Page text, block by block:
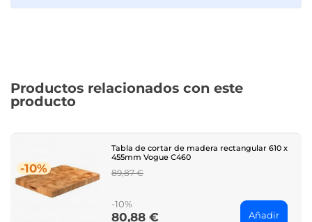
Productos relacionados con este
producto
-10%
Tabla de cortar de madera rectangular 610 x
455mm Vogue C460
Regular
89,87 €
-10%
Price
80,88 € Añadir